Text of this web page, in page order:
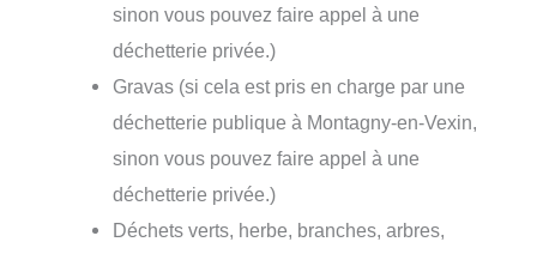
sinon vous pouvez faire appel à une
déchetterie privée.)
Gravas (si cela est pris en charge par une
déchetterie publique à Montagny-en-Vexin,
sinon vous pouvez faire appel à une
déchetterie privée.)
Déchets verts, herbe, branches, arbres,